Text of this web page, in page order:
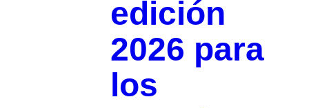
edición
2026 para
los